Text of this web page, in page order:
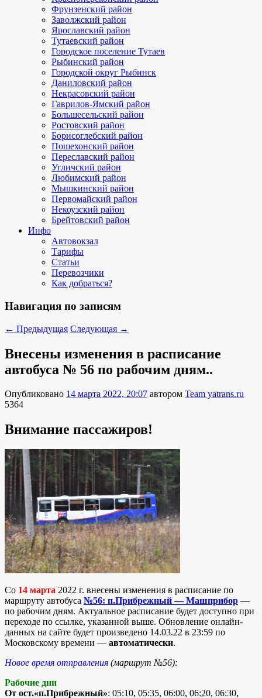
Фрунзенский район
Заволжский район
Ярославский район
Тутаевский район
Городское поселение Тутаев
Рыбинский район
Городской округ Рыбинск
Даниловский район
Некрасовский район
Гаврилов-Ямский район
Большесельский район
Ростовский район
Борисоглебский район
Пошехонский район
Переславский район
Угличский район
Любимский район
Мышкинский район
Первомайский район
Некоузский район
Брейтовский район
Инфо
Автовокзал
Тарифы
Статьи
Перевозчики
Как добраться?
Навигация по записям
← Предыдущая Следующая →
Внесены изменения в расписание
автобуса № 56 по рабочим дням..
Опубликовано 14 марта 2022, 20:07 автором Team yatrans.ru
5364
Внимание пассажиров!
Со 14 марта 2022 г. внесены изменения в расписание по
маршруту автобуса №56: п.Прибрежный — Машприбор —
по рабочим дням. Актуальное расписание будет доступно при
переходе по ссылке, указанной выше. Обновление онлайн-
данных на сайте будет произведено 14.03.22 в 23:59 по
Московскому времени — автоматически.
Новое время отправления (маршрут №56):
Рабочие дни
От ост.«п.Прибрежный»: 05:10, 05:35, 06:00, 06:20, 06:30,